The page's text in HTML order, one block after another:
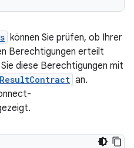
können Sie prüfen, ob Ihrer
Berechtigungen erteilt
diese Berechtigungen mit
an.